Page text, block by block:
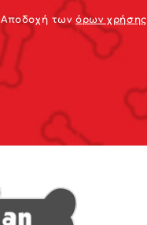
Αποδoχή τωνόρων χρήσης